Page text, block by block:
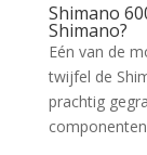
Shimano
Shimano?
Eén van de
twijfel de
prachtig
componenten